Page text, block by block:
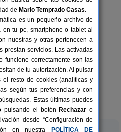
de Almendralejo
8+4 pers.
desde25 €
de Mario Temprado Casas.
es un pequeño archivo de
tu pc, smartphone o tablet al
nuestras y otras pertenecen a
prestan servicios. Las activadas
funcione correctamente son las
de tu autorización. Al pulsar
el resto de cookies (analíticas y
según tus preferencias y con
Estas últimas puedes
pulsando el botón Rechazar o
desde “Configuración de
en nuestra
POLÍTICA DE